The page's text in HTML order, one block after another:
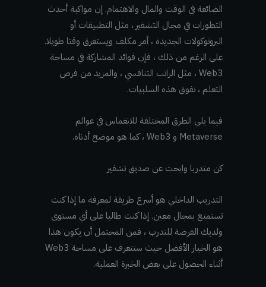
الضائعة في الوقت والمال والاهتمام. إن مواكبة أحدث
التطورات في مجال التشفير ، مثل التطبيقات أو
البروتوكولات الجديدة ، أمر مكلف ويستغرق وقتا طويلا.
على الرغم من ذلك ، فإن فوائد المشاركة في مساحة
Web3 ، مثل الراتب التنافسي ، والمزيد من فرص
التعلم ، تفوق هذه السلبيات.
فيما يلي الطرق المختلفة للانغماس في عوالم
Metaverse و Web3 ، كما هو موضح أدناه.
كن متدربا وابحث عن صديق تشفير
التدريب الداخلي هو أسرع طريقة لمعرفة ما إذا كنت
تستمتع بمجال معين. إذا كنت طالبا على أي مستوى
ولديك الفرصة للتدرب ، فمن المحتمل أن يكون هذا
هو الخيار الأفضل حيث ستتعرف على مساحة Web3
أثناء الحصول على بعض الخبرة العملية.